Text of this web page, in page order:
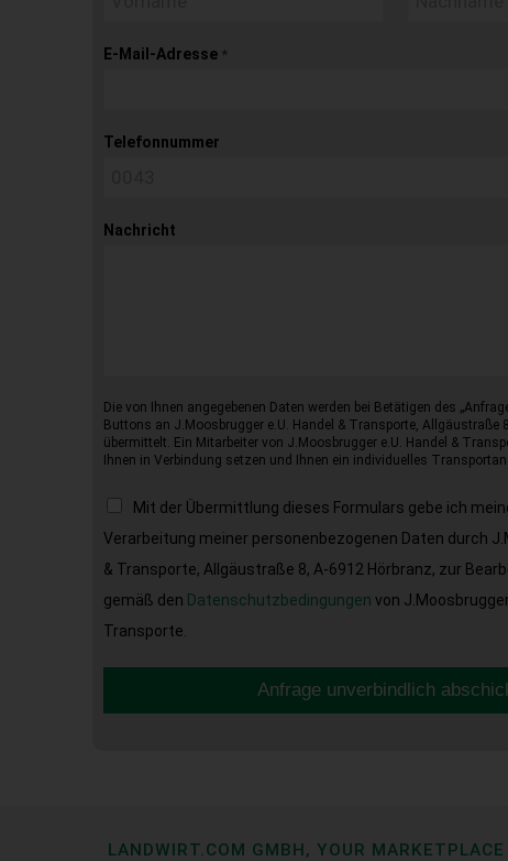
E-Mail-Adresse *
Telefonnummer
Nachricht
Die von Ihnen angegebenen Daten werden bei Betätigen des
Buttons an J.Moosbrugger e.U. Handel & Transporte, Allgäustraße
übermittelt. Ein Mitarbeiter von J.Moosbrugger e.U. Handel &
Ihnen in Verbindung setzen und Ihnen ein individuelles
Mit der Übermittlung dieses Formulars gebe ich
Verarbeitung meiner personenbezogenen Daten durch
& Transporte, Allgäustraße 8, A-6912 Hörbranz, zur
gemäß den Datenschutzbedingungen von
Transporte.
Anfrage unverbindlich
LANDWIRT.COM GMBH, YOUR MARKETPLACE